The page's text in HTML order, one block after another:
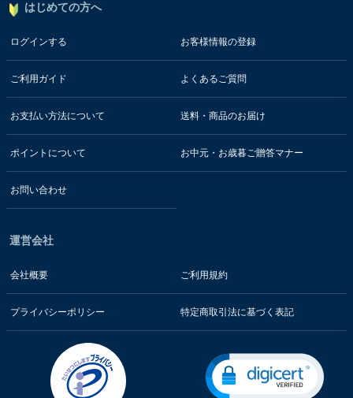
はじめての方へ
ログインする お客様情報の登録
ご利用ガイド よくあるご質問
お支払い方法について 送料・商品のお届け
ポイントについて お中元・お歳暮ご贈答マナー
お問い合わせ
運営会社
会社概要 ご利用規約
プライバシーポリシー 特定商取引法に基づく表記